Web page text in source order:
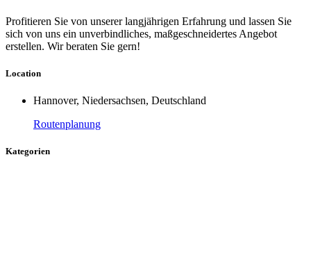
Profitieren Sie von unserer langjährigen Erfahrung und lassen Sie
sich von uns ein unverbindliches, maßgeschneidertes Angebot
erstellen. Wir beraten Sie gern!
Location
Hannover, Niedersachsen, Deutschland
Routenplanung
Kategorien